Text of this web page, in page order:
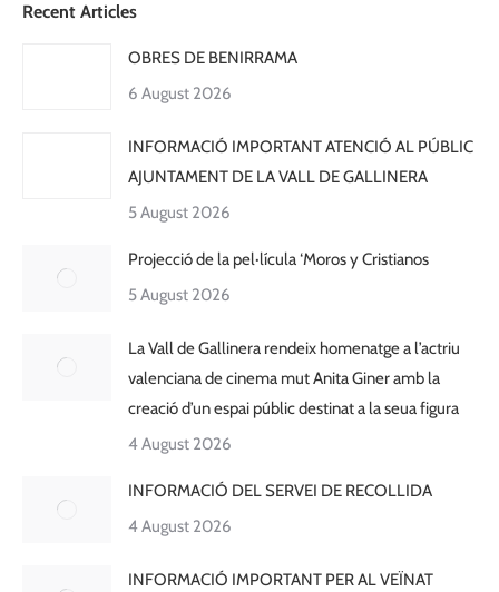
Recent Articles
OBRES DE BENIRRAMA
6 August 2026
INFORMACIÓ IMPORTANT ATENCIÓ AL PÚBLIC
AJUNTAMENT DE LA VALL DE GALLINERA
5 August 2026
Projecció de la pel·lícula ‘Moros y Cristianos
5 August 2026
La Vall de Gallinera rendeix homenatge a l’actriu
valenciana de cinema mut Anita Giner amb la
creació d’un espai públic destinat a la seua figura
4 August 2026
INFORMACIÓ DEL SERVEI DE RECOLLIDA
4 August 2026
INFORMACIÓ IMPORTANT PER AL VEÏNAT